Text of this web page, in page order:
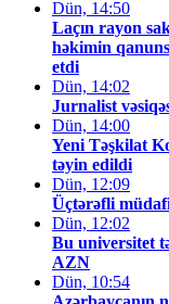
Dün, 14:50
Laçın rayon
həkimin
etdi
Dün, 14:02
Jurnalist
Dün, 14:00
Yeni Təşkilat
təyin edildi
Dün, 12:09
Üçtərəfli
Dün, 12:02
Bu universitet
AZN
Dün, 10:54